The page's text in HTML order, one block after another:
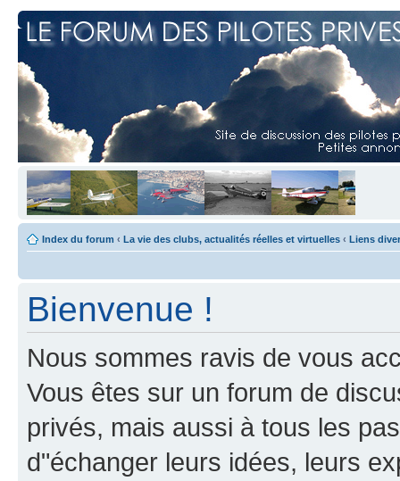
Index du forum ‹ La vie des clubs, actualités réelles et virtuelles ‹ Liens
Bienvenue !
Nous sommes ravis de vous
Vous êtes sur un forum de
privés, mais aussi à tous les
d"échanger leurs idées, leurs